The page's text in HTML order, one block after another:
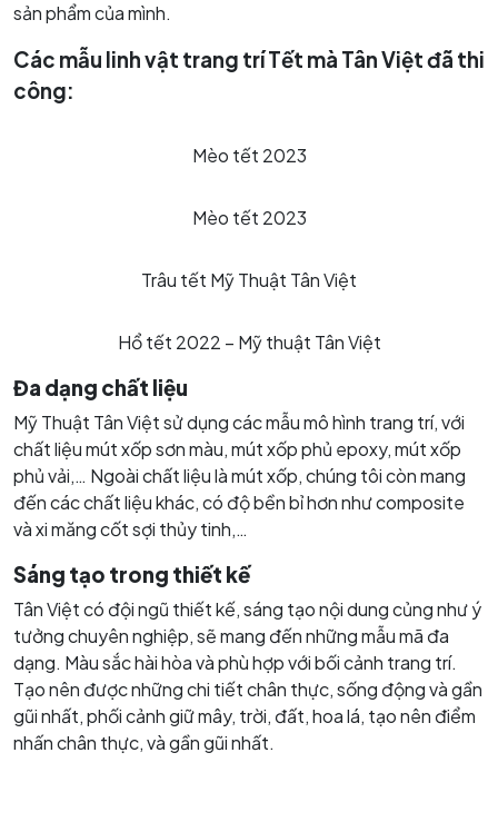
sản phẩm của mình.
Các mẫu linh vật trang trí Tết mà Tân Việt đã thi
công:
Mèo tết 2023
Mèo tết 2023
Trâu tết Mỹ Thuật Tân Việt
Hổ tết 2022 – Mỹ thuật Tân Việt
Đa dạng chất liệu
Mỹ Thuật Tân Việt sử dụng các mẫu mô hình trang trí, với
chất liệu mút xốp sơn màu, mút xốp phủ epoxy, mút xốp
phủ vải,… Ngoài chất liệu là mút xốp, chúng tôi còn mang
đến các chất liệu khác, có độ bền bỉ hơn như composite
và xi măng cốt sợi thủy tinh,…
Sáng tạo trong thiết kế
Tân Việt có đội ngũ thiết kế, sáng tạo nội dung củng như ý
tưởng chuyên nghiệp, sẽ mang đến những mẫu mã đa
dạng. Màu sắc hài hòa và phù hợp với bối cảnh trang trí.
Tạo nên được những chi tiết chân thực, sống động và gần
gũi nhất, phối cảnh giữ mây, trời, đất, hoa lá, tạo nên điểm
nhấn chân thực, và gần gũi nhất.